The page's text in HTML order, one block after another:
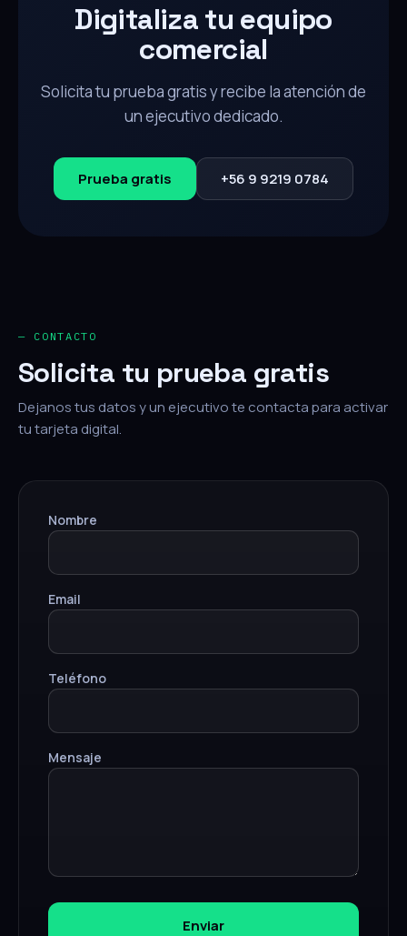
Digitaliza tu equipo
comercial
Solicita tu prueba gratis y recibe la atención de
un ejecutivo dedicado.
Prueba gratis +56 9 9219 0784
— CONTACTO
Solicita tu prueba gratis
Dejanos tus datos y un ejecutivo te contacta para activar
tu tarjeta digital.
Nombre
Email
Teléfono
Mensaje
Enviar